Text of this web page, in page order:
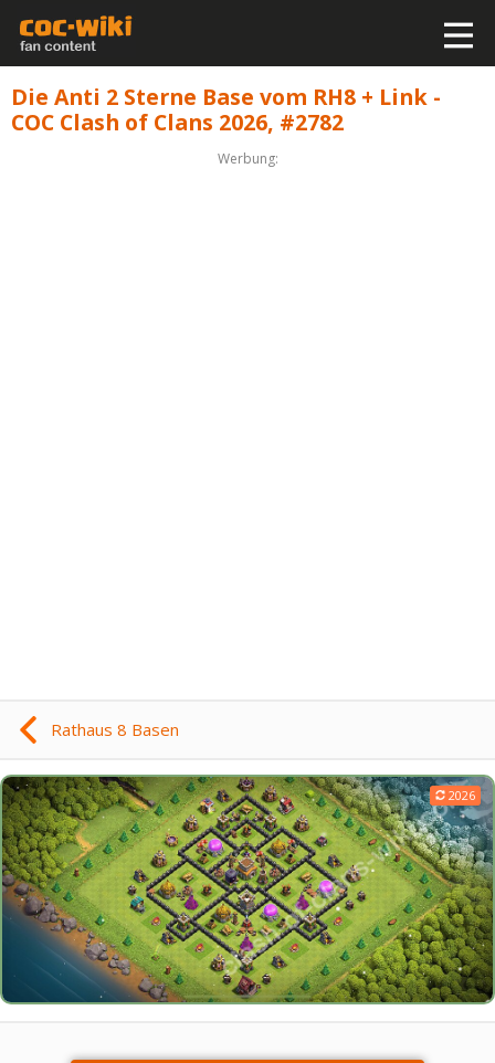
Die Anti 2 Sterne Base vom RH8 + Link -
COC Clash of Clans 2026, #2782
Werbung:
Rathaus 8 Basen
2026